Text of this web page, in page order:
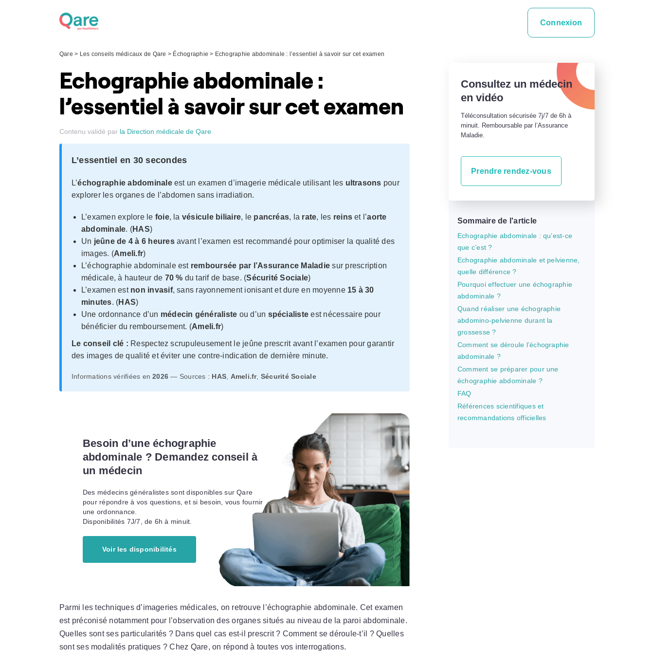
Connexion
Qare > Les conseils médicaux de Qare > Échographie > Echographie abdominale : l’essentiel à savoir sur cet examen
Echographie abdominale :
l’essentiel à savoir sur cet examen
Contenu validé par la Direction médicale de Qare.
L’essentiel en 30 secondes
L’échographie abdominaleest un examen d’imagerie médicale utilisant les ultrasons pour
explorer les organes de l’abdomen sans irradiation.
L’examen explore le foie, la vésicule biliaire, le pancréas, la rate, les reins et l’aorte
abdominale. (HAS)
Un jeûne de 4 à 6 heuresavant l’examen est recommandé pour optimiser la qualité des
images. (Ameli.fr)
L’échographie abdominale est remboursée par l’Assurance Maladie sur prescription
médicale, à hauteur de 70 % du tarif de base. (Sécurité Sociale)
L’examen est non invasif, sans rayonnement ionisant et dure en moyenne 15 à 30
minutes. (HAS)
Une ordonnance d’un médecin généraliste ou d’un spécialiste est nécessaire pour
bénéficier du remboursement. (Ameli.fr)
Le conseil clé : Respectez scrupuleusement le jeûne prescrit avant l’examen pour garantir
des images de qualité et éviter une contre-indication de dernière minute.
Informations vérifiées en2026 — Sources : HAS, Ameli.fr, Sécurité Sociale
Besoin d’une échographie
abdominale ? Demandez conseil à
un médecin
Des médecins généralistes sont disponibles sur Qare
pour répondre à vos questions, et si besoin, vous fournir
une ordonnance.
Disponibilités 7J/7, de 6h à minuit.
Voir les disponibilités
Parmi les techniques d’imageries médicales, on retrouve l’échographie abdominale. Cet examen
est préconisé notamment pour l’observation des organes situés au niveau de la paroi abdominale.
Quelles sont ses particularités ? Dans quel cas est-il prescrit ? Comment se déroule-t’il ? Quelles
sont ses modalités pratiques ? Chez Qare, on répond à toutes vos interrogations.
Consultez un médecin
en vidéo
Téléconsultation sécurisée 7j/7 de 6h à
minuit. Remboursable par l’Assurance
Maladie.
Prendre rendez-vous
Sommaire de l'article
Echographie abdominale : qu’est-ce
que c’est ?
Echographie abdominale et pelvienne,
quelle différence ?
Pourquoi effectuer une échographie
abdominale ?
Quand réaliser une échographie
abdomino-pelvienne durant la
grossesse ?
Comment se déroule l’échographie
abdominale ?
Comment se préparer pour une
échographie abdominale ?
FAQ
Références scientifiques et
recommandations officielles